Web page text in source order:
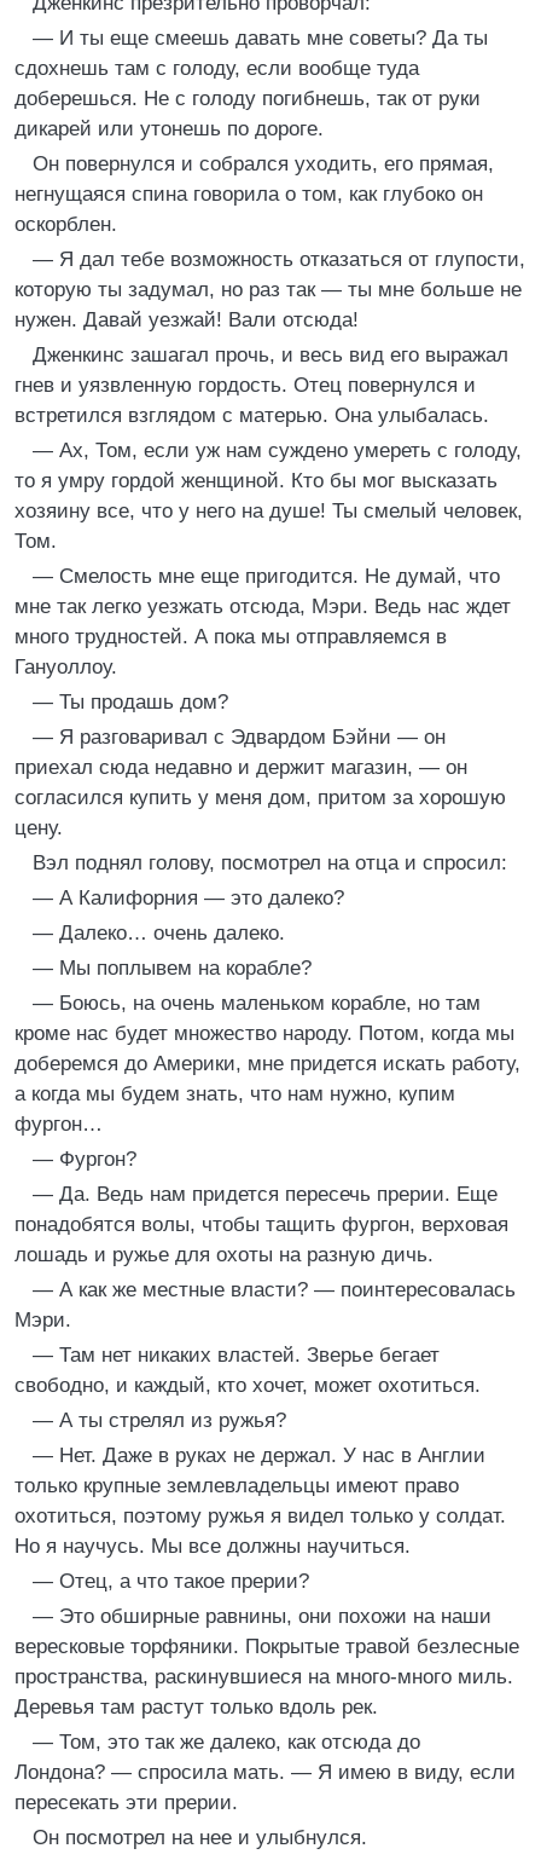
— И ты еще смеешь давать мне советы? Да ты
сдохнешь там с голоду, если вообще туда
доберешься. Не с голоду погибнешь, так от руки
дикарей или утонешь по дороге.
Он повернулся и собрался уходить, его прямая,
негнущаяся спина говорила о том, как глубоко он
оскорблен.
— Я дал тебе возможность отказаться от глупости,
которую ты задумал, но раз так — ты мне больше не
нужен. Давай уезжай! Вали отсюда!
Дженкинс зашагал прочь, и весь вид его выражал
гнев и уязвленную гордость. Отец повернулся и
встретился взглядом с матерью. Она улыбалась.
— Ах, Том, если уж нам суждено умереть с голоду,
то я умру гордой женщиной. Кто бы мог высказать
хозяину все, что у него на душе! Ты смелый человек,
Том.
— Смелость мне еще пригодится. Не думай, что
мне так легко уезжать отсюда, Мэри. Ведь нас ждет
много трудностей. А пока мы отправляемся в
Гануоллоу.
— Ты продашь дом?
— Я разговаривал с Эдвардом Бэйни — он
приехал сюда недавно и держит магазин, — он
согласился купить у меня дом, притом за хорошую
цену.
Вэл поднял голову, посмотрел на отца и спросил:
— А Калифорния — это далеко?
— Далеко… очень далеко.
— Мы поплывем на корабле?
— Боюсь, на очень маленьком корабле, но там
кроме нас будет множество народу. Потом, когда мы
доберемся до Америки, мне придется искать работу,
а когда мы будем знать, что нам нужно, купим
фургон…
— Фургон?
— Да. Ведь нам придется пересечь прерии. Еще
понадобятся волы, чтобы тащить фургон, верховая
лошадь и ружье для охоты на разную дичь.
— А как же местные власти? — поинтересовалась
Мэри.
— Там нет никаких властей. Зверье бегает
свободно, и каждый, кто хочет, может охотиться.
— А ты стрелял из ружья?
— Нет. Даже в руках не держал. У нас в Англии
только крупные землевладельцы имеют право
охотиться, поэтому ружья я видел только у солдат.
Но я научусь. Мы все должны научиться.
— Отец, а что такое прерии?
— Это обширные равнины, они похожи на наши
вересковые торфяники. Покрытые травой безлесные
пространства, раскинувшиеся на много-много миль.
Деревья там растут только вдоль рек.
— Том, это так же далеко, как отсюда до
Лондона? — спросила мать. — Я имею в виду, если
пересекать эти прерии.
Он посмотрел на нее и улыбнулся.